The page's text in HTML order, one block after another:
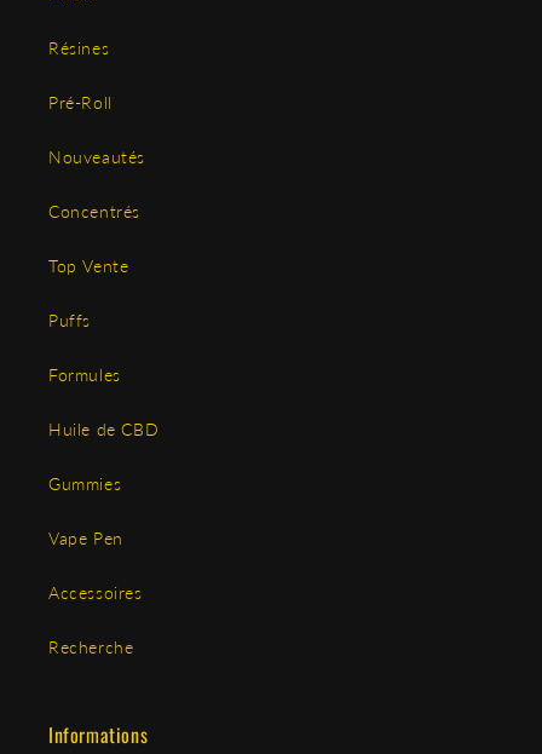
Résines
Pré-Roll
Nouveautés
Concentrés
Top Vente
Puffs
Formules
Huile de CBD
Gummies
Vape Pen
Accessoires
Recherche
Informations